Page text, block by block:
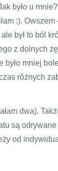
było u mnie?
:).
był to ból
z dolnych
mniej
różnych
dwa).
są
od